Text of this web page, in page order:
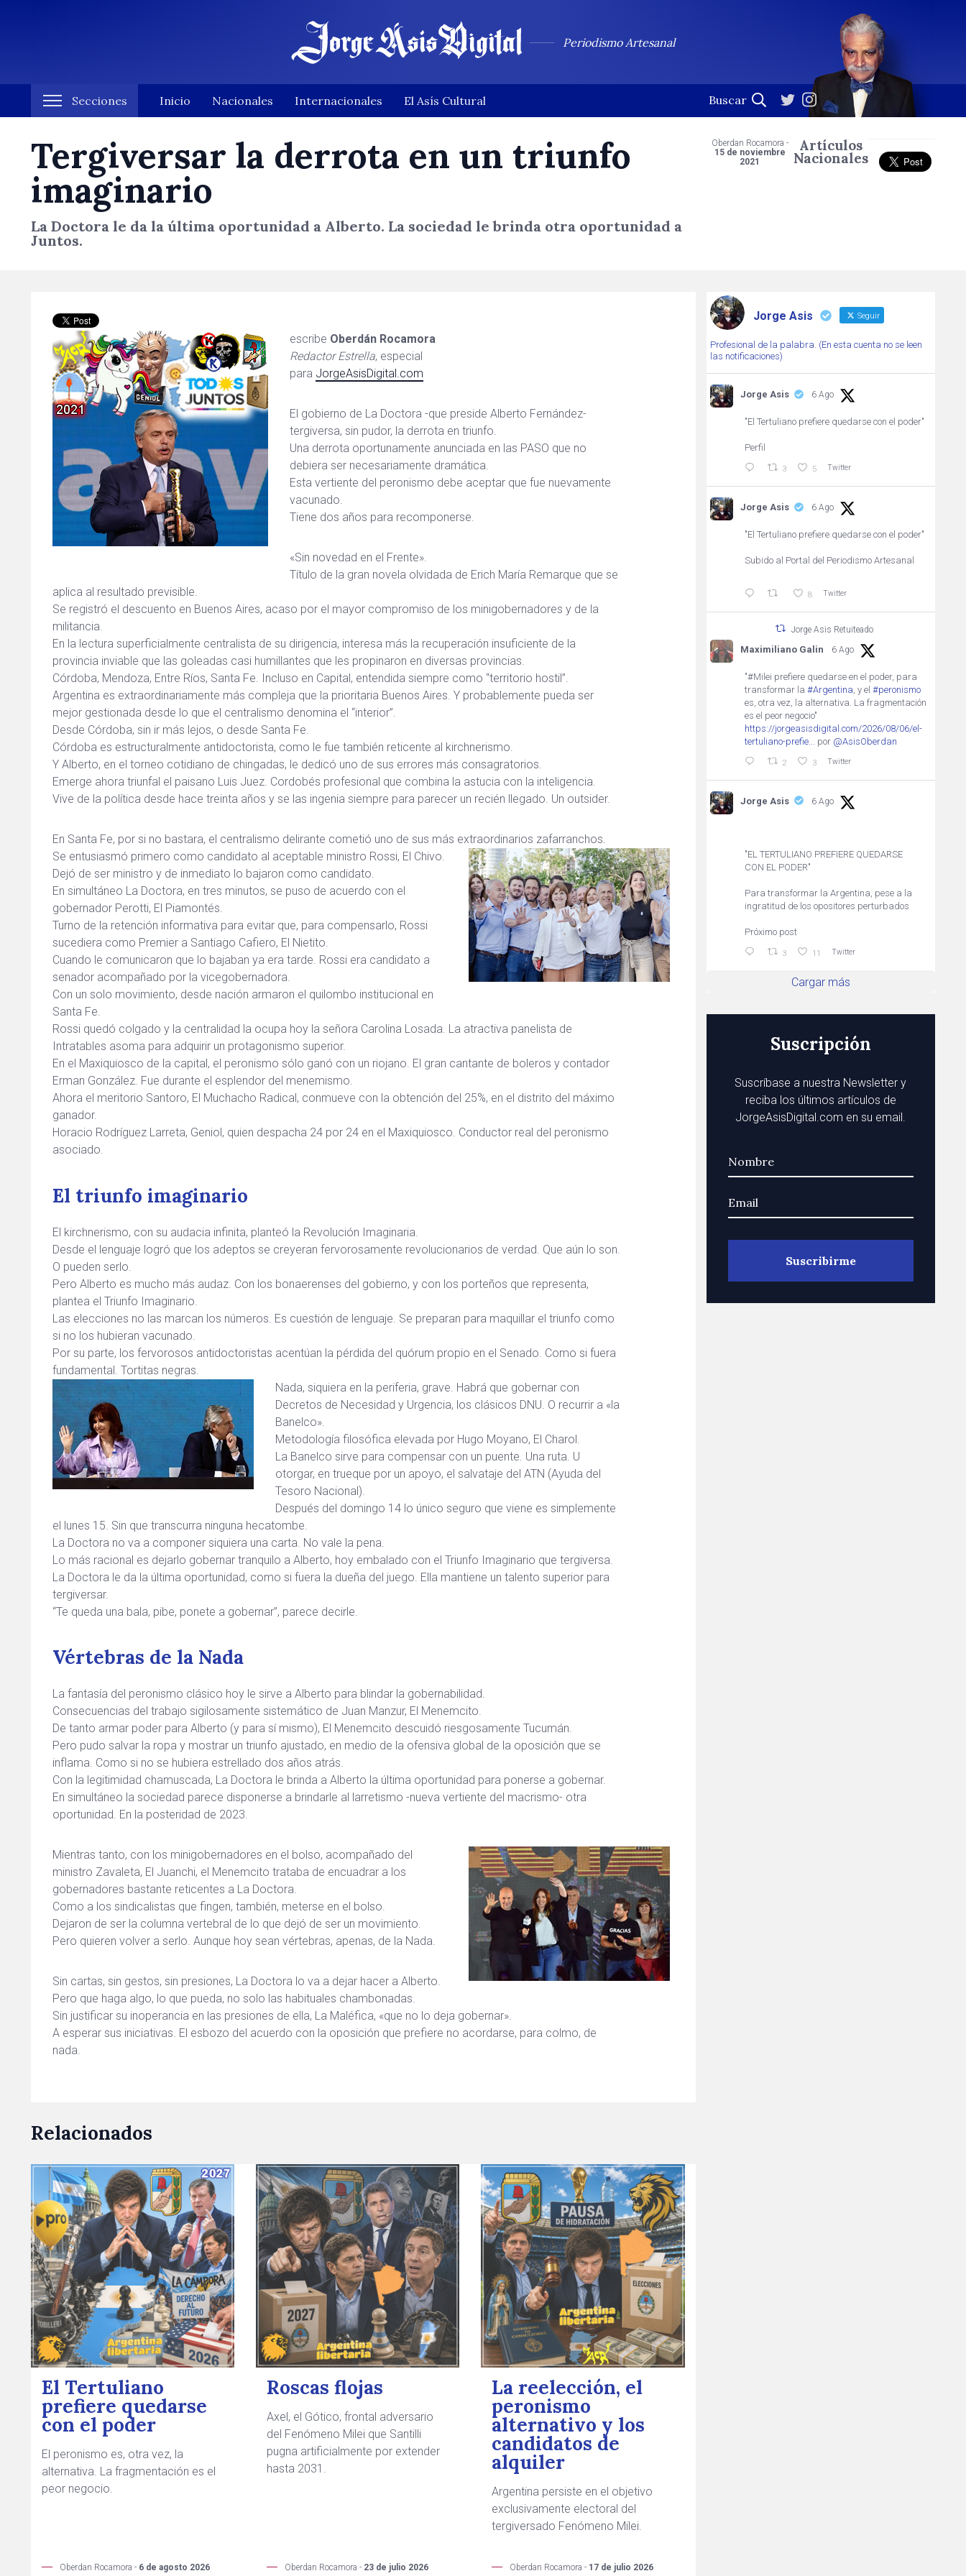
Periodismo Artesanal
Secciones Inicio Nacionales Internacionales El Asís Cultural
Tergiversar la derrota en un triunfo
imaginario
La Doctora le da la última oportunidad a Alberto. La sociedad le brinda otra oportunidad a
Juntos.
Oberdan Rocamora -
15 de noviembre
2021
Artículos
Nacionales
escribe Oberdán Rocamora
Redactor Estrella, especial
para JorgeAsisDigital.com
El gobierno de La Doctora -que preside Alberto Fernández-
tergiversa, sin pudor, la derrota en triunfo.
Una derrota oportunamente anunciada en las PASO que no
debiera ser necesariamente dramática.
Esta vertiente del peronismo debe aceptar que fue nuevamente
vacunado.
Tiene dos años para recomponerse.
«Sin novedad en el Frente».
Título de la gran novela olvidada de Erich María Remarque que se
aplica al resultado previsible.
Se registró el descuento en Buenos Aires, acaso por el mayor compromiso de los minigobernadores y de la
militancia.
En la lectura superficialmente centralista de su dirigencia, interesa más la recuperación insuficiente de la
provincia inviable que las goleadas casi humillantes que les propinaron en diversas provincias.
Córdoba, Mendoza, Entre Ríos, Santa Fe. Incluso en Capital, entendida siempre como “territorio hostil”.
Argentina es extraordinariamente más compleja que la prioritaria Buenos Aires. Y probablemente pueda ser
mejor gestionada desde lo que el centralismo denomina el “interior”.
Desde Córdoba, sin ir más lejos, o desde Santa Fe.
Córdoba es estructuralmente antidoctorista, como le fue también reticente al kirchnerismo.
Y Alberto, en el torneo cotidiano de chingadas, le dedicó uno de sus errores más consagratorios.
Emerge ahora triunfal el paisano Luis Juez. Cordobés profesional que combina la astucia con la inteligencia.
Vive de la política desde hace treinta años y se las ingenia siempre para parecer un recién llegado. Un outsider.
En Santa Fe, por si no bastara, el centralismo delirante cometió uno de sus más extraordinarios zafarranchos.
Se entusiasmó primero como candidato al aceptable ministro Rossi, El Chivo.
Dejó de ser ministro y de inmediato lo bajaron como candidato.
En simultáneo La Doctora, en tres minutos, se puso de acuerdo con el
gobernador Perotti, El Piamontés.
Turno de la retención informativa para evitar que, para compensarlo, Rossi
sucediera como Premier a Santiago Cafiero, El Nietito.
Cuando le comunicaron que lo bajaban ya era tarde. Rossi era candidato a
senador acompañado por la vicegobernadora.
Con un solo movimiento, desde nación armaron el quilombo institucional en
Santa Fe.
Rossi quedó colgado y la centralidad la ocupa hoy la señora Carolina Losada. La atractiva panelista de
Intratables asoma para adquirir un protagonismo superior.
En el Maxiquiosco de la capital, el peronismo sólo ganó con un riojano. El gran cantante de boleros y contador
Erman González. Fue durante el esplendor del menemismo.
Ahora el meritorio Santoro, El Muchacho Radical, conmueve con la obtención del 25%, en el distrito del máximo
ganador.
Horacio Rodríguez Larreta, Geniol, quien despacha 24 por 24 en el Maxiquiosco. Conductor real del peronismo
asociado.
El triunfo imaginario
El kirchnerismo, con su audacia infinita, planteó la Revolución Imaginaria.
Desde el lenguaje logró que los adeptos se creyeran fervorosamente revolucionarios de verdad. Que aún lo son.
O pueden serlo.
Pero Alberto es mucho más audaz. Con los bonaerenses del gobierno, y con los porteños que representa,
plantea el Triunfo Imaginario.
Las elecciones no las marcan los números. Es cuestión de lenguaje. Se preparan para maquillar el triunfo como
si no los hubieran vacunado.
Por su parte, los fervorosos antidoctoristas acentúan la pérdida del quórum propio en el Senado. Como si fuera
fundamental. Tortitas negras.
Nada, siquiera en la periferia, grave. Habrá que gobernar con
Decretos de Necesidad y Urgencia, los clásicos DNU. O recurrir a «la
Banelco».
Metodología filosófica elevada por Hugo Moyano, El Charol.
La Banelco sirve para compensar con un puente. Una ruta. U
otorgar, en trueque por un apoyo, el salvataje del ATN (Ayuda del
Tesoro Nacional).
Después del domingo 14 lo único seguro que viene es simplemente
el lunes 15. Sin que transcurra ninguna hecatombe.
La Doctora no va a componer siquiera una carta. No vale la pena.
Lo más racional es dejarlo gobernar tranquilo a Alberto, hoy embalado con el Triunfo Imaginario que tergiversa.
La Doctora le da la última oportunidad, como si fuera la dueña del juego. Ella mantiene un talento superior para
tergiversar.
“Te queda una bala, pibe, ponete a gobernar”, parece decirle.
Vértebras de la Nada
La fantasía del peronismo clásico hoy le sirve a Alberto para blindar la gobernabilidad.
Consecuencias del trabajo sigilosamente sistemático de Juan Manzur, El Menemcito.
De tanto armar poder para Alberto (y para sí mismo), El Menemcito descuidó riesgosamente Tucumán.
Pero pudo salvar la ropa y mostrar un triunfo ajustado, en medio de la ofensiva global de la oposición que se
inflama. Como si no se hubiera estrellado dos años atrás.
Con la legitimidad chamuscada, La Doctora le brinda a Alberto la última oportunidad para ponerse a gobernar.
En simultáneo la sociedad parece disponerse a brindarle al larretismo -nueva vertiente del macrismo- otra
oportunidad. En la posteridad de 2023.
Mientras tanto, con los minigobernadores en el bolso, acompañado del
ministro Zavaleta, El Juanchi, el Menemcito trataba de encuadrar a los
gobernadores bastante reticentes a La Doctora.
Como a los sindicalistas que fingen, también, meterse en el bolso.
Dejaron de ser la columna vertebral de lo que dejó de ser un movimiento.
Pero quieren volver a serlo. Aunque hoy sean vértebras, apenas, de la Nada.
Sin cartas, sin gestos, sin presiones, La Doctora lo va a dejar hacer a Alberto.
Pero que haga algo, lo que pueda, no solo las habituales chambonadas.
Sin justificar su inoperancia en las presiones de ella, La Maléfica, «que no lo deja gobernar».
A esperar sus iniciativas. El esbozo del acuerdo con la oposición que prefiere no acordarse, para colmo, de
nada.
Relacionados
El Tertuliano
prefiere quedarse
con el poder
El peronismo es, otra vez, la
alternativa. La fragmentación es el
peor negocio.
Oberdan Rocamora - 6 de agosto 2026
Roscas flojas
Axel, el Gótico, frontal adversario
del Fenómeno Milei que Santilli
pugna artificialmente por extender
hasta 2031.
Oberdan Rocamora - 23 de julio 2026
La reelección, el
peronismo
alternativo y los
candidatos de
alquiler
Argentina persiste en el objetivo
exclusivamente electoral del
tergiversado Fenómeno Milei.
Oberdan Rocamora - 17 de julio 2026
Jorge Asis Seguir
Profesional de la palabra. (En esta cuenta no se leen
las notificaciones)
Jorge Asis 6 Ago
"El Tertuliano prefiere quedarse con el poder"
Perfil
3 5 Twitter
Jorge Asis 6 Ago
"El Tertuliano prefiere quedarse con el poder"
Subido al Portal del Periodismo Artesanal
8 Twitter
Jorge Asis Retuiteado
Maximiliano Galin 6 Ago
"#Milei prefiere quedarse en el poder, para
transformar la #Argentina , y el #peronismo
es, otra vez, la alternativa. La fragmentación
es el peor negocio"
https://jorgeasisdigital.com/2026/08/06/el-
tertuliano-prefie...
por @AsisOberdan
2 3 Twitter
Jorge Asis 6 Ago
"EL TERTULIANO PREFIERE QUEDARSE
CON EL PODER"
Para transformar la Argentina, pese a la
ingratitud de los opositores perturbados
Próximo post
3 11 Twitter
Cargar más
Suscripción
Suscríbase a nuestra Newsletter y
reciba los últimos artículos de
JorgeAsisDigital.com en su email.